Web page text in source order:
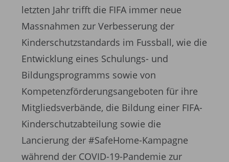
letzten Jahr trifft die FIFA immer neue
Massnahmen zur Verbesserung der
Kinderschutzstandards im Fussball, wie die
Entwicklung eines Schulungs- und
Bildungsprogramms sowie von
Kompetenzförderungsangeboten für ihre
Mitgliedsverbände, die Bildung einer FIFA-
Kinderschutzabteilung sowie die
Lancierung der #SafeHome-Kampagne
während der COVID-19-Pandemie zur